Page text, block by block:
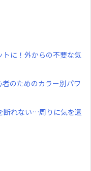
トに！外からの不要な気
のためのカラー別パワ
断れない…周りに気を遣